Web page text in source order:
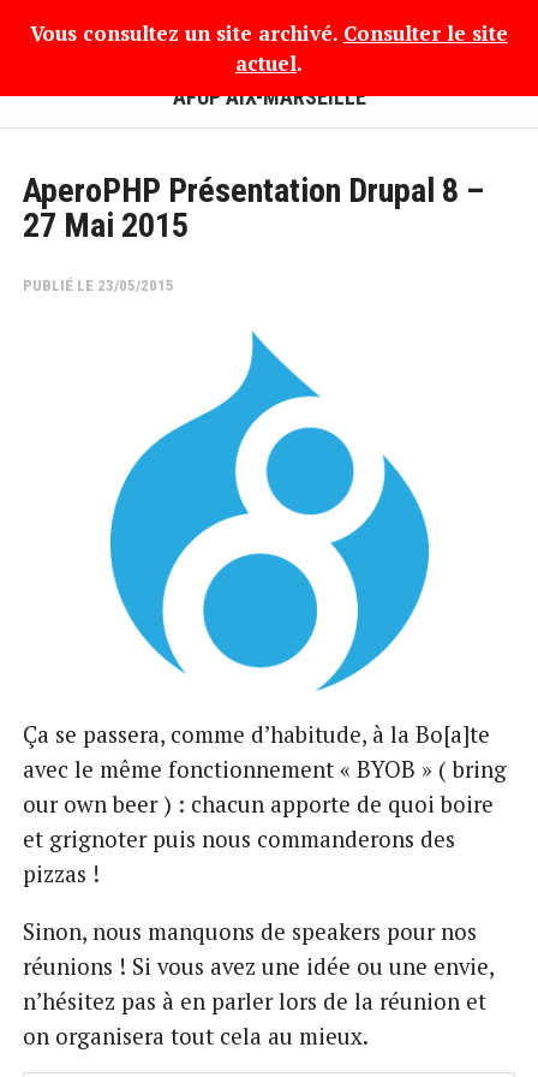
Vous consultez un site archivé. Consulter le site
actuel.
AFUP AIX-MARSEILLE
AperoPHP Présentation Drupal 8 –
27 Mai 2015
PUBLIÉ LE 23/05/2015
Ça se passera, comme d’habitude, à la Bo[a]te
avec le même fonctionnement « BYOB » ( bring
our own beer ) : chacun apporte de quoi boire
et grignoter puis nous commanderons des
pizzas !
Sinon, nous manquons de speakers pour nos
réunions ! Si vous avez une idée ou une envie,
n’hésitez pas à en parler lors de la réunion et
on organisera tout cela au mieux.